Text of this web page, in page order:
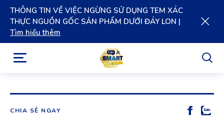
THÔNG TIN VỀ VIỆC NGỪNG SỬ DỤNG TEM XÁC
THỰC NGUỒN GỐC SẢN PHẨM DƯỚI ĐÁY LON |
Tìm hiểu thêm
CHIA SẺ NGAY